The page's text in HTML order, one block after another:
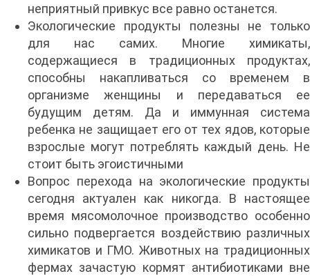
неприятный привкус все равно останется.
Экологические продукты полезны не только
для нас самих. Многие химикаты,
содержащиеся в традиционных продуктах,
способны накапливаться со временем в
организме женщины и передаваться ее
будущим детям. Да и иммунная система
ребенка не защищает его от тех ядов, которые
взрослые могут потреблять каждый день. Не
стоит быть эгоистичными
Вопрос перехода на экологические продукты
сегодня актуален как никогда. В настоящее
время мясомолочное производство особенно
сильно подвергается воздействию различных
химикатов и ГМО. Животных на традиционных
фермах зачастую кормят антибиотиками вне